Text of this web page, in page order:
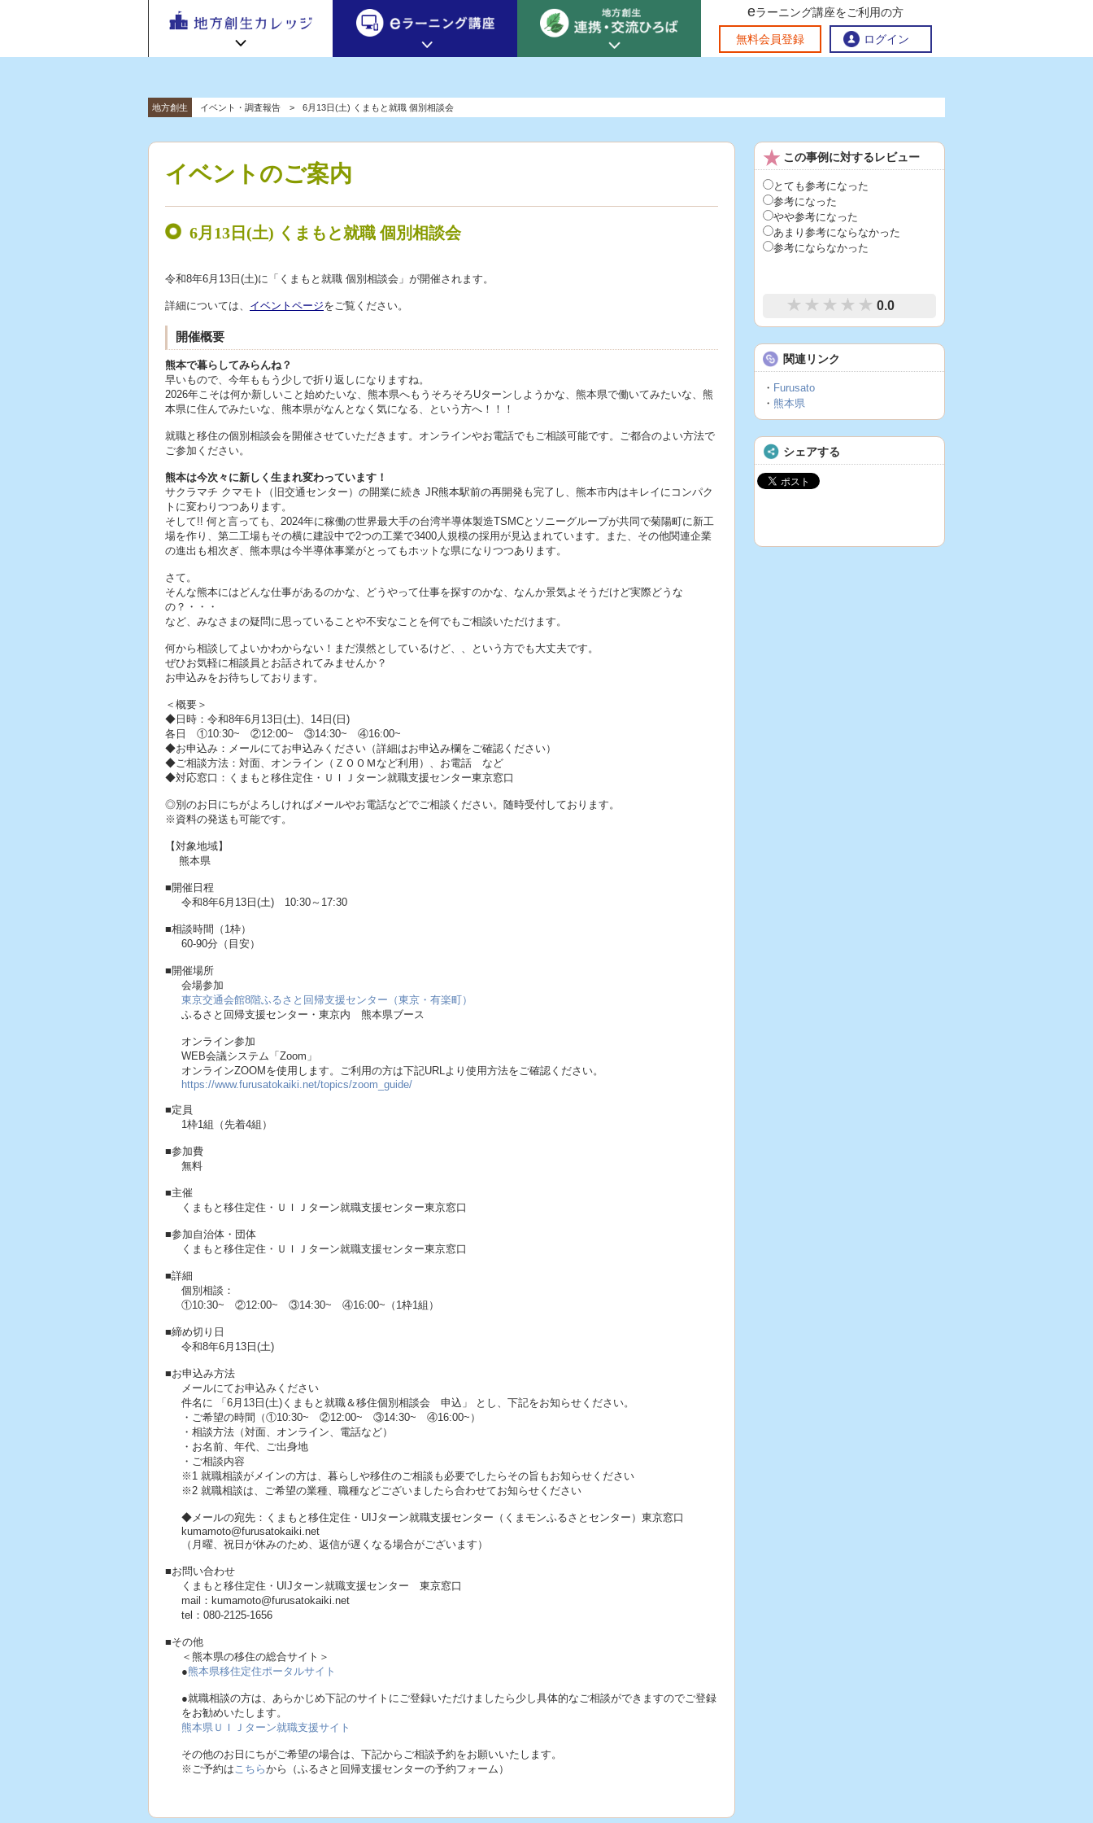
地方創生カレッジ
地方創生カレッジ HOME
おすすめする理由
地方創生カレッジ活用の流れ 官民連携講座
お問い合わせ
eラーニング講座
eラーニング講座 HOME
初めての方へ eラーニング講座を探す
連携交流ひろば
連携・交流ひろば HOME
地方創生交流掲示板
全国で活躍する地方創生専門人材 地方創生に役立つコンテンツ集
eラーニング講座をご利用の方
無料会員登録 ログイン
地方創生
交流ひろ
ば」 | 地方
創生のノ
ウハウ共
有掲示板
イベント・調査報告 6月13日(土) くまもと就職 個別相談会
イベントのご案内
6月13日(土) くまもと就職 個別相談会
令和8年6月13日(土)に「くまもと就職 個別相談会」が開催されます。
詳細については、 イベントページをご覧ください。
開催概要
熊本で暮らしてみらんね？
早いもので、今年ももう少しで折り返しになりますね。
2026年こそは何か新しいこと始めたいな、熊本県へもうそろそろUターンしようかな、熊本県で働いてみたいな、熊
本県に住んでみたいな、熊本県がなんとなく気になる、という方へ！！！
就職と移住の個別相談会を開催させていただきます。オンラインやお電話でもご相談可能です。ご都合のよい方法で
ご参加ください。
熊本は今次々に新しく生まれ変わっています！
サクラマチ クマモト（旧交通センター）の開業に続き JR熊本駅前の再開発も完了し、熊本市内はキレイにコンパク
トに変わりつつあります。
そして!! 何と言っても、2024年に稼働の世界最大手の台湾半導体製造TSMCとソニーグループが共同で菊陽町に新工
場を作り、第二工場もその横に建設中で2つの工業で3400人規模の採用が見込まれています。また、その他関連企業
の進出も相次ぎ、熊本県は今半導体事業がとってもホットな県になりつつあります。
さて。
そんな熊本にはどんな仕事があるのかな、どうやって仕事を探すのかな、なんか景気よそうだけど実際どうな
の？・・・
など、みなさまの疑問に思っていることや不安なことを何でもご相談いただけます。
何から相談してよいかわからない！まだ漠然としているけど、、という方でも大丈夫です。
ぜひお気軽に相談員とお話されてみませんか？
お申込みをお待ちしております。
＜概要＞
◆日時：令和8年6月13日(土)、14日(日)
各日 ①10:30~ ②12:00~ ③14:30~ ④16:00~
◆お申込み：メールにてお申込みください（詳細はお申込み欄をご確認ください）
◆ご相談方法：対面、オンライン（ＺＯＯＭなど利用）、お電話 など
◆対応窓口：くまもと移住定住・ＵＩＪターン就職支援センター東京窓口
◎別のお日にちがよろしければメールやお電話などでご相談ください。随時受付しております。
※資料の発送も可能です。
【対象地域】
熊本県
■開催日程
令和8年6月13日(土) 10:30～17:30
■相談時間（1枠）
60-90分（目安）
■開催場所
会場参加
東京交通会館8階ふるさと回帰支援センター（東京・有楽町）
ふるさと回帰支援センター・東京内 熊本県ブース
オンライン参加
WEB会議システム「Zoom」
オンラインZOOMを使用します。ご利用の方は下記URLより使用方法をご確認ください。
https://www.furusatokaiki.net/topics/zoom_guide/
■定員
1枠1組（先着4組）
■参加費
無料
■主催
くまもと移住定住・ＵＩＪターン就職支援センター東京窓口
■参加自治体・団体
くまもと移住定住・ＵＩＪターン就職支援センター東京窓口
■詳細
個別相談：
①10:30~ ②12:00~ ③14:30~ ④16:00~（1枠1組）
■締め切り日
令和8年6月13日(土)
■お申込み方法
メールにてお申込みください
件名に 「6月13日(土)くまもと就職＆移住個別相談会 申込」 とし、下記をお知らせください。
・ご希望の時間（①10:30~ ②12:00~ ③14:30~ ④16:00~）
・相談方法（対面、オンライン、電話など）
・お名前、年代、ご出身地
・ご相談内容
※1 就職相談がメインの方は、暮らしや移住のご相談も必要でしたらその旨もお知らせください
※2 就職相談は、ご希望の業種、職種などございましたら合わせてお知らせください
◆メールの宛先：くまもと移住定住・UIJターン就職支援センター（くまモンふるさとセンター）東京窓口
kumamoto@furusatokaiki.net
（月曜、祝日が休みのため、返信が遅くなる場合がございます）
■お問い合わせ
くまもと移住定住・UIJターン就職支援センター 東京窓口
mail：kumamoto@furusatokaiki.net
tel：080-2125-1656
■その他
＜熊本県の移住の総合サイト＞
●熊本県移住定住ポータルサイト
●就職相談の方は、あらかじめ下記のサイトにご登録いただけましたら少し具体的なご相談ができますのでご登録
をお勧めいたします。
熊本県ＵＩＪターン就職支援サイト
その他のお日にちがご希望の場合は、下記からご相談予約をお願いいたします。
※ご予約はこちらから（ふるさと回帰支援センターの予約フォーム）
この事例に対するレビュー
とても参考になった
参考になった
やや参考になった
あまり参考にならなかった
参考にならなかった
0.0
関連リンク
・ Furusato
・ 熊本県
シェアする